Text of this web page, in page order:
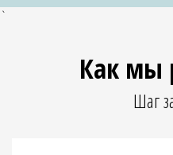
`
Как мы
Шаг